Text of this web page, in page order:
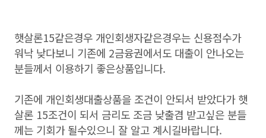
햇살론15같은경우 개인회생자같은경우는 신용점수가
워낙 낮다보니 기존에 2금융권에서도 대출이 안나오는
분들께서 이용하기 좋은상품입니다.
기존에 개인회생대출상품을 조건이 안되서 받았다가 햇
살론 15조건이 되서 금리도 조금 낮출겸 받고싶은 분들
께는 기회가 될수있으니 잘 알고 계시길바랍니다.